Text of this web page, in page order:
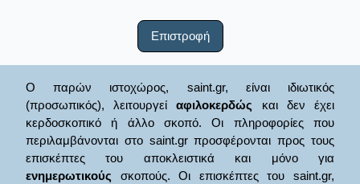
Επιστροφή
Ο παρών ιστοχώρος, saint.gr, είναι ιδιωτικός
(προσωπικός), λειτουργείαφιλοκερδώς και δεν έχει
κερδοσκοπικό ή άλλο σκοπό. Οι πληροφορίες που
περιλαμβάνονται στο saint.gr προσφέρονται προς τους
επισκέπτες του αποκλειστικά και μόνο για
ενημερωτικούς σκοπούς. Οι επισκέπτες του saint.gr,